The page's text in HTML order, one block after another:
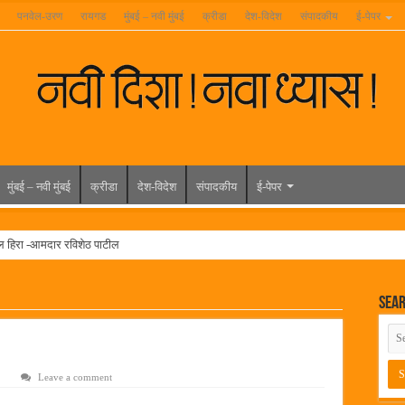
पनवेल-उरण रायगड मुंबई – नवी मुंबई क्रीडा देश-विदेश संपादकीय ई-पेपर
मुंबई – नवी मुंबई क्रीडा देश-विदेश संपादकीय ई-पेपर
-आमदार रविशेठ पाटील
मुख्य प्रशासकीय कार्यालयासह भव्य मूट कोर्टचे बुधवारी उद्घाटन
Leave a comment